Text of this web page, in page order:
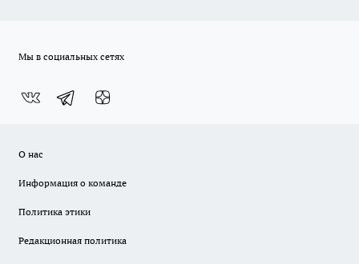
Мы в социальных сетях
О нас
Информация о команде
Политика этики
Редакционная политика